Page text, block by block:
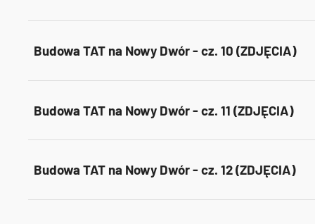
Budowa TAT na Nowy Dwór - cz. 10 (ZDJĘCIA)
Budowa TAT na Nowy Dwór - cz. 11 (ZDJĘCIA)
Budowa TAT na Nowy Dwór - cz. 12 (ZDJĘCIA)